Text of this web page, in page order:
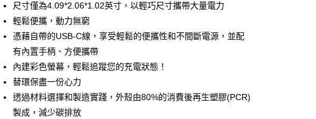
ATM付款
運送方式
付款後全家取貨
免運費
付款後7-11取貨
尺寸僅為4.09*2.06*1.02英寸，以輕巧尺寸攜帶大量電力
輕鬆便攜，動力無窮
憑藉自帶的USB-C線，享受輕鬆的便攜性和不間斷電源，並配
有內置手柄、方便攜帶
內建彩色螢幕，輕鬆追蹤您的充電狀態！
替環保盡一份心力
透過材料選擇和製造實踐，外殼由80%的消費後再生塑膠(PCR)
製成，減少碳排放